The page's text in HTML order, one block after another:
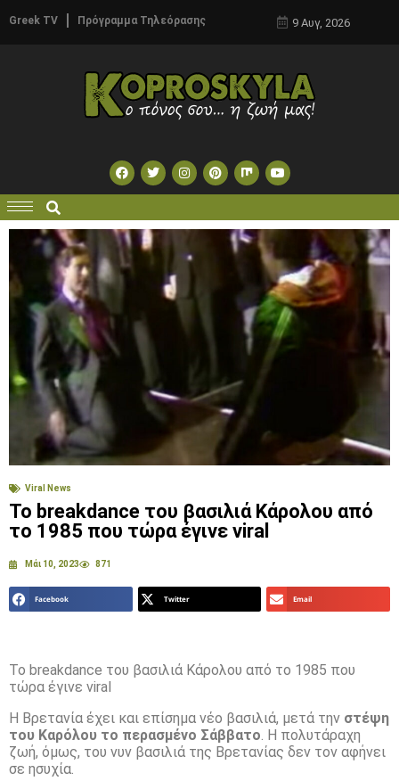
Greek TV Πρόγραμμα Τηλεόρασης 9 Αυγ, 2026
Viral News
Το breakdance του βασιλιά Κάρολου από
το 1985 που τώρα έγινε viral
Μάι 10, 2023 871
Facebook Twitter Email
Το breakdance του βασιλιά Κάρολου από το 1985 που
τώρα έγινε viral
Η Βρετανία έχει και επίσημα νέο βασιλιά, μετά την στέψη
του Καρόλου το περασμένο Σάββατο . Η πολυτάραχη
ζωή, όμως, του νυν βασιλιά της Βρετανίας δεν τον αφήνει
σε ησυχία.